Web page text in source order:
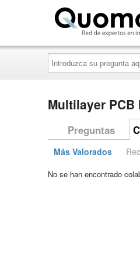
Introduzca
su
pregunta
aquí...
Multilayer
Preguntas
Más Valorados
No se han encontrado